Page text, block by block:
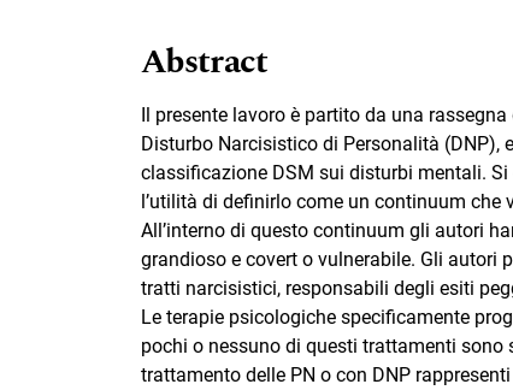
Abstract
Il presente lavoro è partito da una
Disturbo Narcisistico di Personalità (DNP),
classificazione DSM sui disturbi mentali.
l’utilità di definirlo come un continuum
All’interno di questo continuum gli autori
grandioso e covert o vulnerabile. Gli autori
tratti narcisistici, responsabili degli esiti
Le terapie psicologiche specificamente
pochi o nessuno di questi trattamenti
trattamento delle PN o con DNP